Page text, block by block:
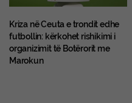
Kriza në Ceuta e trondit edhe
futbollin: kërkohet rishikimi i
organizimit të Botërorit me
Marokun